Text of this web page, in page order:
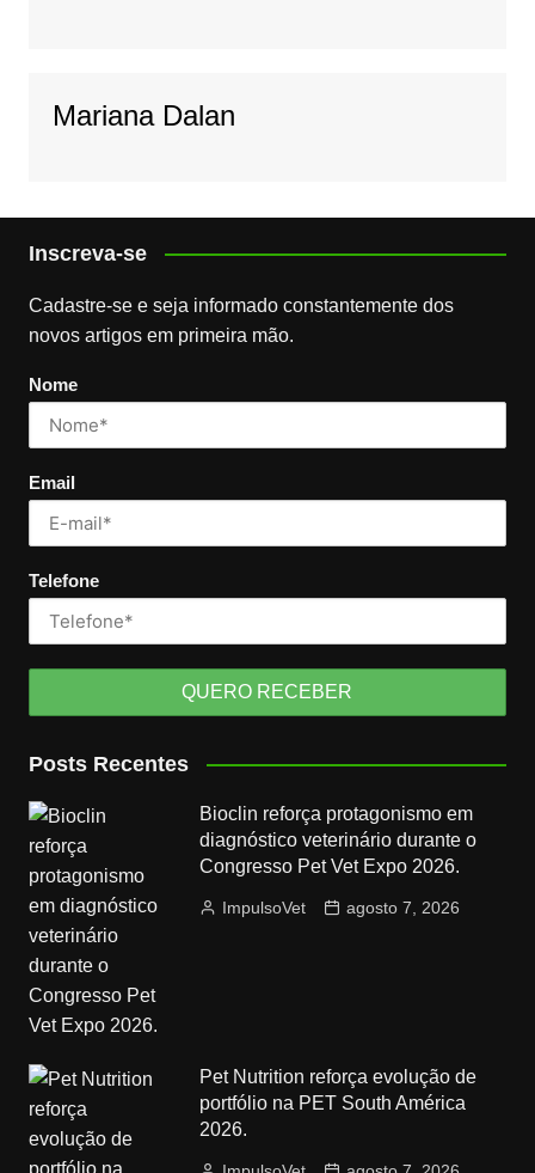
Mariana Dalan
Inscreva-se
Cadastre-se e seja informado constantemente dos
novos artigos em primeira mão.
Nome
Email
Telefone
Posts Recentes
Bioclin reforça protagonismo em
diagnóstico veterinário durante o
Congresso Pet Vet Expo 2026.
ImpulsoVet agosto 7, 2026
Pet Nutrition reforça evolução de
portfólio na PET South América
2026.